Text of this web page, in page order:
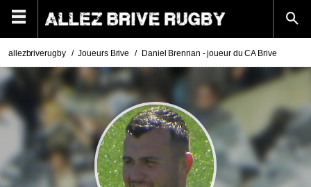
allezbriverugby Joueurs Brive Daniel Brennan - joueur du CA Brive